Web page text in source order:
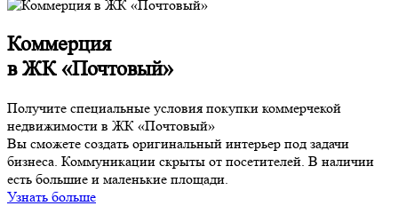
Коммерция
в ЖК «Почтовый»
Получите специальные условия покупки коммерчекой
недвижимости в ЖК «Почтовый»
Вы сможете создать оригинальный интерьер под задачи
бизнеса. Коммуникации скрыты от посетителей. В наличии
есть большие и маленькие площади.
Узнать больше